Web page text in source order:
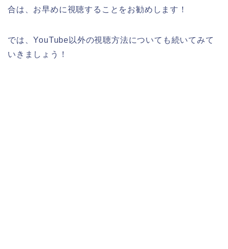
合は、お早めに視聴することをお勧めします！
では、YouTube以外の視聴方法についても続いてみて
いきましょう！